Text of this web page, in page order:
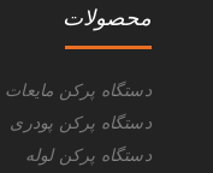
محصولات
دستگاه پرکن مایعات
دستگاه پرکن پودری
دستگاه پرکن لوله